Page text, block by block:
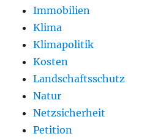
Immobilien
Klima
Klimapolitik
Kosten
Landschaftsschutz
Natur
Netzsicherheit
Petition